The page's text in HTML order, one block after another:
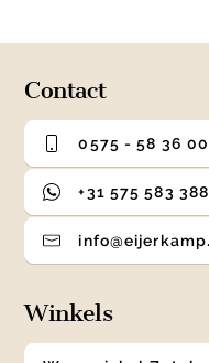
Contact
0575 - 58 36 00
+31 575 583 388
Winkels